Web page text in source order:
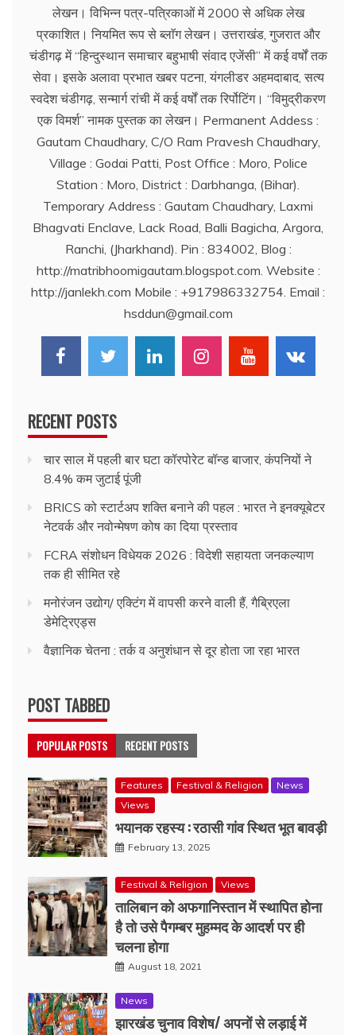
लेखन। विभिन्न पत्र-पत्रिकाओं में 2000 से अधिक लेख
प्रकाशित। नियमित रूप से ब्लाॅग लेखन। उत्तराखंड, गुजरात और
चंडीगढ़ में ‘‘हिन्दुस्थान समाचार बहुभाषी संवाद एजेंसी’’ में कई वर्षों तक
सेवा। इसके अलावा प्रभात खबर पटना, यंगलीडर अहमदाबाद, सत्य
स्वदेश चंडीगढ़, सन्मार्ग रांची में कई वर्षों तक रिर्पोटिंग। ‘‘विमुद्रीकरण
एक विमर्श’’ नामक पुस्तक का लेखन। Permanent Addess :
Gautam Chaudhary, C/O Ram Pravesh Chaudhary,
Village : Godai Patti, Post Office : Moro, Police
Station : Moro, District : Darbhanga, (Bihar).
Temporary Address : Gautam Chaudhary, Laxmi
Bhagvati Enclave, Lack Road, Balli Bagicha, Argora,
Ranchi, (Jharkhand). Pin : 834002, Blog :
http://matribhoomigautam.blogspot.com. Website :
http://janlekh.com Mobile : +917986332754. Email :
hsddun@gmail.com
RECENT POSTS
चार साल में पहली बार घटा कॉरपोरेट बॉन्ड बाजार, कंपनियों ने
8.4% कम जुटाई पूंजी
BRICS को स्टार्टअप शक्ति बनाने की पहल : भारत ने इनक्यूबेटर
नेटवर्क और नवोन्मेषण कोष का दिया प्रस्ताव
FCRA संशोधन विधेयक 2026 : विदेशी सहायता जनकल्याण
तक ही सीमित रहे
मनोरंजन उद्योग/ एक्टिंग में वापसी करने वाली हैं, गैब्रिएला
डेमेट्रिएड्स
वैज्ञानिक चेतना : तर्क व अनुशंधान से दूर होता जा रहा भारत
POST TABBED
POPULAR POSTS RECENT POSTS
Features Festival & Religion
News
Views
भयानक रहस्य : रठासी गांव स्थित भूत बावड़ी
February 13, 2025
Festival & Religion Views
तालिबान को अफगानिस्तान में स्थापित होना
है तो उसे पैगम्बर मुहम्मद के आदर्श पर ही
चलना होगा
August 18, 2021
News
झारखंड चुनाव विशेष/ अपनों से लड़ाई में